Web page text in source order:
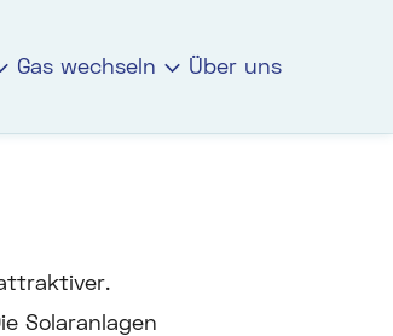
Gas wechseln Über uns
Solaranlagen